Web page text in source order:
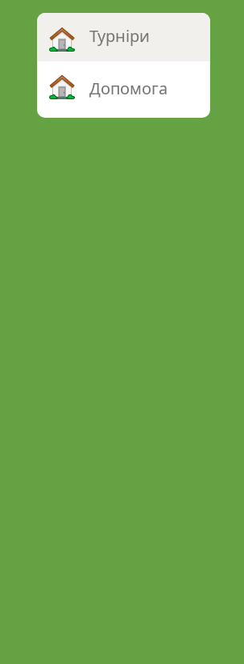
Турніри
Допомога